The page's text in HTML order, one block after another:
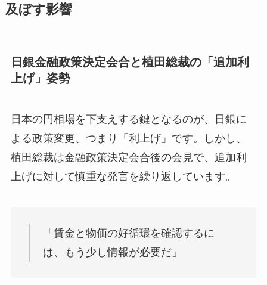
及ぼす影響
日銀金融政策決定会合と植田総裁の「追加利
上げ」姿勢
日本の円相場を下支えする鍵となるのが、日銀に
よる政策変更、つまり「利上げ」です。しかし、
植田総裁は金融政策決定会合後の会見で、追加利
上げに対して慎重な発言を繰り返しています。
「賃金と物価の好循環を確認するに
は、もう少し情報が必要だ」